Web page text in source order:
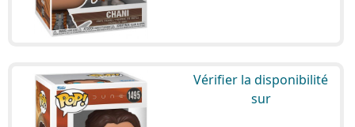
Vérifier la disponibilité
sur